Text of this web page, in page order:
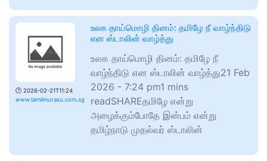
🕑 2026-02-21T11:24
www.tamilmurasu.com.sg
உலக தாய்மொழி தினம்: தமிழே நீ வாழ்ந்திடு
என ஸ்டாலின் வாழ்த்து
உலக தாய்மொழி தினம்: தமிழே நீ
வாழ்ந்திடு என ஸ்டாலின் வாழ்த்து21 Feb
2026 - 7:24 pm1 mins
readSHAREதமிழே என்று
அழைக்கும்போதே இன்பம் என்று
தமிழ்நாடு முதல்வர் ஸ்டாலின்